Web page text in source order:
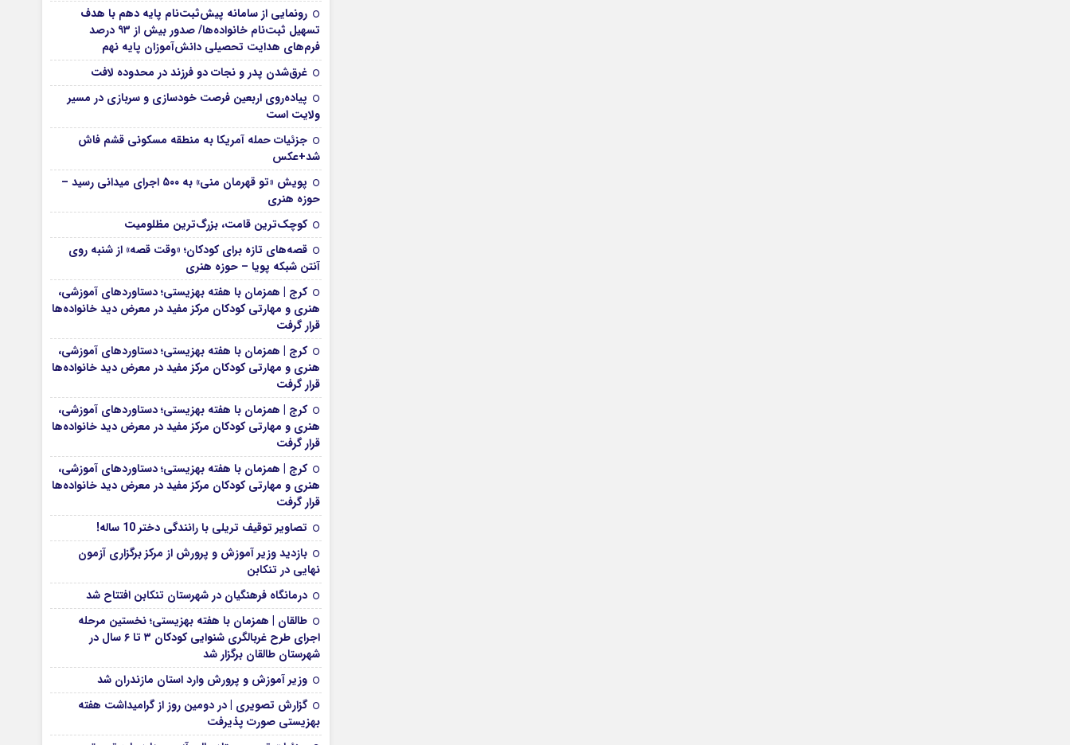
رونمایی از سامانه پیش‌ثبت‌نام پایه دهم با هدف
تسهیل ثبت‌نام خانواده‌ها/ صدور بیش از ۹۳ درصد
فرم‌های هدایت تحصیلی دانش‌آموزان پایه نهم
غرق‌شدن پدر و نجات دو فرزند در محدوده لافت
پیاده‌روی اربعین فرصت خودسازی و سربازی در مسیر
ولایت است
جزئیات حمله آمریکا به منطقه مسکونی قشم فاش
شد+عکس
پویش «تو قهرمان منی» به ۵۰۰ اجرای میدانی رسید –
حوزه هنری
کوچک‌ترین قامت، بزرگ‌ترین مظلومیت
قصه‌های تازه برای کودکان؛ «وقت قصه» از شنبه روی
آنتن شبکه پویا – حوزه هنری
کرج | همزمان با هفته بهزیستی؛ دستاوردهای آموزشی،
هنری و مهارتی کودکان مرکز مفید در معرض دید خانواده‌ها
قرار گرفت
کرج | همزمان با هفته بهزیستی؛ دستاوردهای آموزشی،
هنری و مهارتی کودکان مرکز مفید در معرض دید خانواده‌ها
قرار گرفت
کرج | همزمان با هفته بهزیستی؛ دستاوردهای آموزشی،
هنری و مهارتی کودکان مرکز مفید در معرض دید خانواده‌ها
قرار گرفت
کرج | همزمان با هفته بهزیستی؛ دستاوردهای آموزشی،
هنری و مهارتی کودکان مرکز مفید در معرض دید خانواده‌ها
قرار گرفت
تصاویر توقیف تریلی با رانندگی دختر 10 ساله!
بازدید وزیر آموزش و پرورش از مرکز برگزاری آزمون
نهایی در تنکابن
درمانگاه فرهنگیان در شهرستان تنکابن افتتاح شد
طالقان | همزمان با هفته بهزیستی؛ نخستین مرحله
اجرای طرح غربالگری شنوایی کودکان ۳ تا ۶ سال در
شهرستان طالقان برگزار شد
وزیر آموزش و پرورش وارد استان مازندران شد
گزارش تصویری | در دومین روز از گرامیداشت هفته
بهزیستی صورت پذیرفت